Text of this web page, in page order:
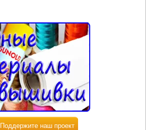
Поддержите наш проект